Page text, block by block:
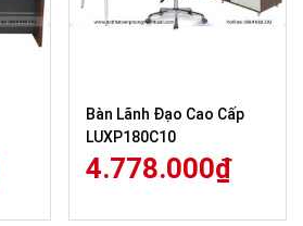
Bàn Lãnh Đạo Cao Cấp
LUXP180C10
4.778.000₫